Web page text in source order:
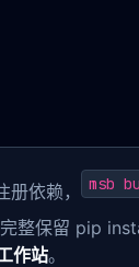
册依赖， msb
整保留 pip
作站。